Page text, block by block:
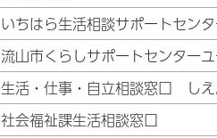
いちはら生活相談サポートセン
流山市くらしサポートセンター
生活・仕事・自立相談窓口 し
社会福祉課生活相談窓口